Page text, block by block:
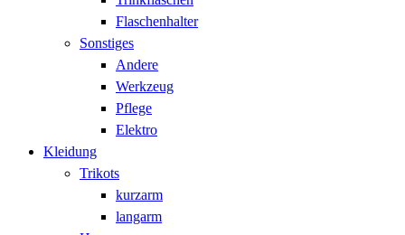
Flaschenhalter
Sonstiges
Andere
Werkzeug
Pflege
Elektro
Kleidung
Trikots
kurzarm
langarm